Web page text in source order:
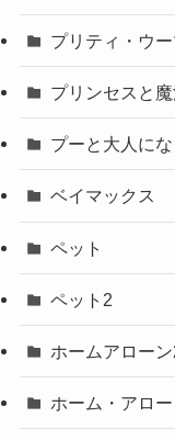
プリティ・ウ
プリンセスと
プーと大人に
ベイマックス
ペット
ペット2
ホームアロー
ホーム・アロ